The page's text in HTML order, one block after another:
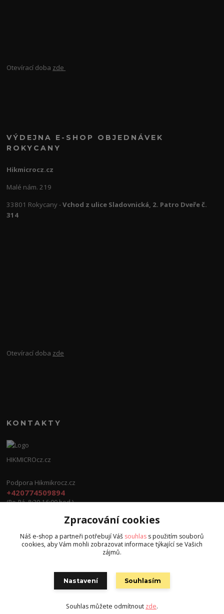
Otevírací doba zde
VÝDEJNA E-SHOP OBJEDNÁVEK
ROKYCANY
Hikmicrocz.cz
Malé nám. 219
33801 Rokycany -Vchod z ulice Sladovnická, 2. Patro Dveře č.
314
Otevírací doba zde
KONTAKTY
HIKMICROcz.cz
Podpora Hikmikrocz.cz
+420774509894
(Po-Pá, 8:30-16:00 hod.)
info@hikmicrocz.cz
Zpracování cookies
Náš e-shop a partneři potřebují Váš souhlas s použitím souborů
cookies, aby Vám mohli zobrazovat informace týkající se Vašich
zájmů.
Nastavení Souhlasím
Souhlas můžete odmítnout zde.